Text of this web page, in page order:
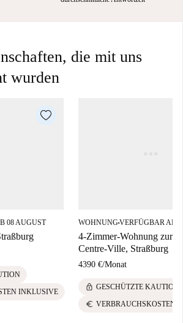
die mit uns
wurden
08 AUGUST
INKLUSIVE
WOHNUNG■VERFÜGBAR AB
4-Zimmer-Wohnung zur
Centre-Ville, Straßburg
4390 €/Monat
lock GESCHÜTZTE KAUTION
euro VERBRAUCHSKOSTEN